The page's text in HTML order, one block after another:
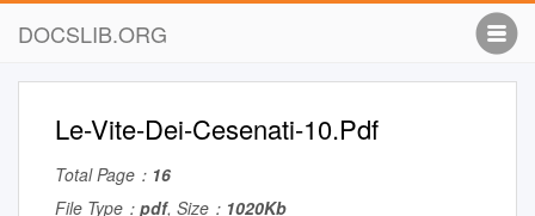
DOCSLIB.ORG
Le-Vite-Dei-Cesenati-10.Pdf
Total Page： 16
File Type： pdf, Size： 1020Kb